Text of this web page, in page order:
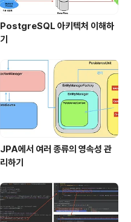
PostgreSQL 아키텍처 이해하
기
JPA에서 여러 종류의 영속성 관
리하기